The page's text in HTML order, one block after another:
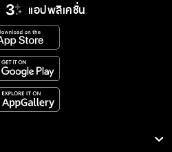
แอปพลิเคชั่น